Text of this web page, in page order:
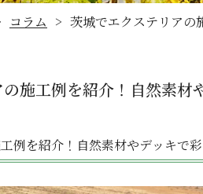
コラム 茨城でエクステリアの
施工例を紹介！自然素材
例を紹介！自然素材やデッキで